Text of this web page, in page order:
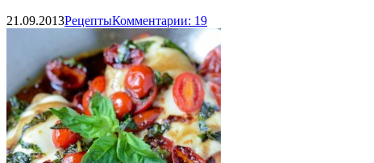
21.09.2013РецептыКомментарии: 19